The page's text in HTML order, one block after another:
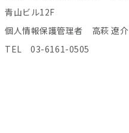
青山ビル12F
個人情報保護管理者 高萩 遼介
TEL 03-6161-0505